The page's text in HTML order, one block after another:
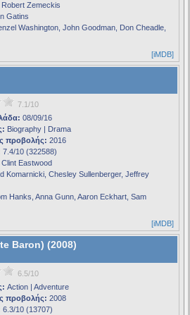
Robert Zemeckis
Gatins
Washington, John Goodman, Don Cheadle,
[iMDB]
7.1/10
08/09/16
Biography | Drama
προβολής: 2016
7.4/10 (322588)
Clint Eastwood
Komarnicki, Chesley Sullenberger, Jeffrey
Hanks, Anna Gunn, Aaron Eckhart, Sam
[iMDB]
Baron) (2008)
6.5/10
Action | Adventure
προβολής: 2008
6.3/10 (13707)